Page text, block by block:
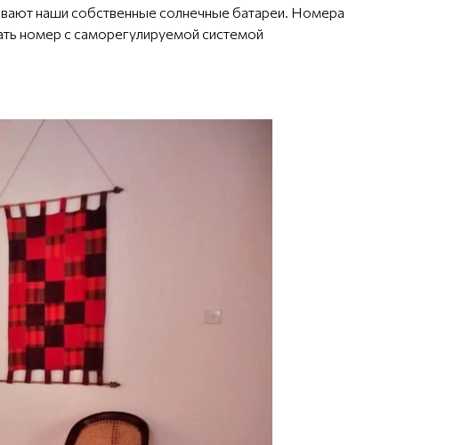
наши собственные солнечные батареи. Номера
номер с саморегулируемой системой